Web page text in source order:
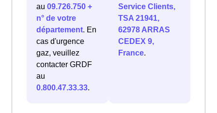
au 09.726.750 +
n° de votre
département. En
cas d'urgence
gaz, veuillez
contacter GRDF
au
0.800.47.33.33.
Service Clients,
TSA 21941,
62978 ARRAS
CEDEX 9,
France.